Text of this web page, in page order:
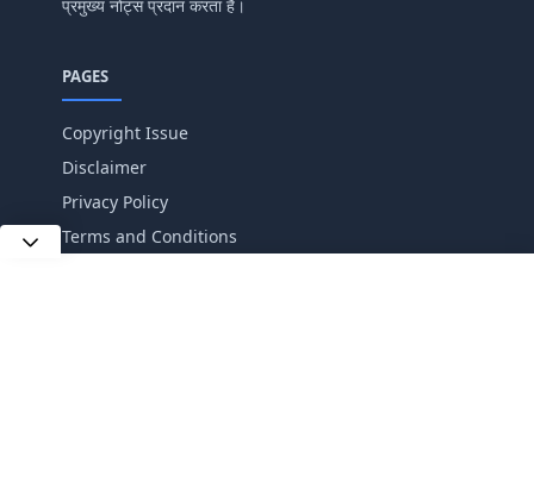
प्रमुख्य नोट्स प्रदान करता है।
PAGES
Copyright Issue
Disclaimer
Privacy Policy
Terms and Conditions